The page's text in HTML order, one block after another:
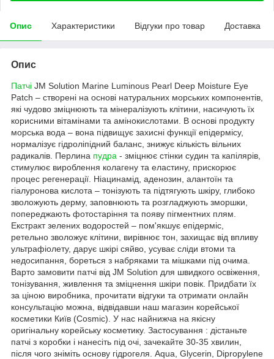
Опис Характеристики Відгуки про товар Доставка
Опис
Патчі JM Solution Marine Luminous Pearl Deep Moisture Eye
Patch – створені на основі натуральних морських компонентів,
які чудово зміцнюють та мінералізують клітини, насичують їх
корисними вітамінами та амінокислотами. В основі продукту
морська вода – вона підвищує захисні функції епідермісу,
нормалізує гідроліпідний баланс, знижує кількість вільних
радикалів. Перлина пудра - зміцнює стінки судин та капілярів,
стимулює вироблення колагену та еластину, прискорює
процес регенерації. Ніацинамід, аденозин, алантоїн та
гіалуронова кислота – тонізують та підтягують шкіру, глибоко
зволожують дерму, заповнюють та розгладжують зморшки,
попереджають фотостаріння та появу пігментних плям.
Екстракт зелених водоростей – пом'якшує епідерміс,
ретельно зволожує клітини, вирівнює тон, захищає від впливу
ультрафіолету, дарує шкірі сяйво, усуває сліди втоми та
недосипання, бореться з набряками та мішками під очима.
Варто замовити патчі від JM Solution для швидкого освіження,
тонізування, живлення та зміцнення шкіри повік. Придбати їх
за ціною виробника, прочитати відгуки та отримати онлайн
консультацію можна, відвідавши наш магазин корейської
косметики Київ (Cosmic). У нас найнижча на якісну
оригінальну корейську косметику. Застосування : дістаньте
патчі з коробки і нанесіть під очі, зачекайте 30-35 хвилин,
після чого зніміть основу гідрогеля. Aqua, Glycerin, Dipropylene